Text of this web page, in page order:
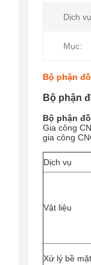
Dịch
Mục:
Bộ phận
Bộ phận
Bộ phận
Gia công
gia công
Dịch vụ
Vật liệu
Xử lý bề mặt